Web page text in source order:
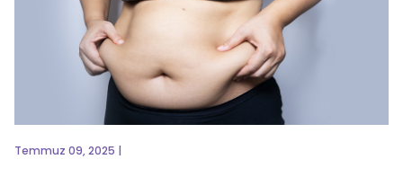
Temmuz 09, 2025 |